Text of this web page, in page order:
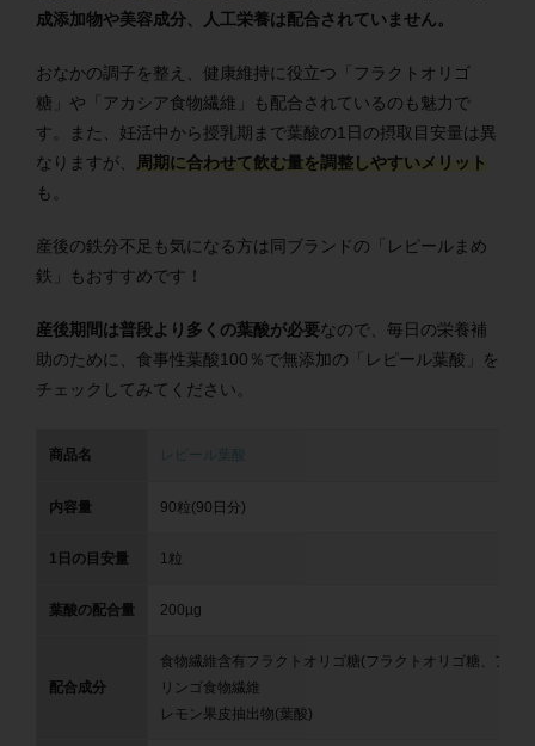
成添加物や美容成分、人工栄養は配合されていません。
おなかの調子を整え、健康維持に役立つ「フラクトオリゴ
糖」や「アカシア食物繊維」も配合されているのも魅力で
す。また、妊活中から授乳期まで葉酸の1日の摂取目安量は異
なりますが、
周期に合わせて飲む量を調整しやすいメリット
も。
産後の鉄分不足も気になる方は同ブランドの「レピールまめ
鉄」もおすすめです！
産後期間は普段より多くの葉酸が必要なので、毎日の栄養補
助のために、食事性葉酸100％で無添加の「レピール葉酸」を
チェックしてみてください。
商品名 レピール葉酸
内容量 90粒(90日分)
1日の目安量 1粒
葉酸の配合量 200µg
配合成分
食物繊維含有フラクトオリゴ糖(フラクトオリゴ糖、アカ
リンゴ食物繊維
レモン果皮抽出物(葉酸)